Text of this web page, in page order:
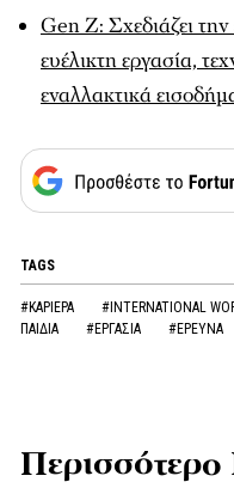
Gen Z: Σχεδιάζει
ευέλικτη εργασία,
εναλλακτικά
TAGS
#ΚΑΡΙΕΡΑ #INTERNATIONAL
ΠΑΙΔΙΑ
#ΕΡΓΑΣΙΑ #ΕΡΕΥΝΑ